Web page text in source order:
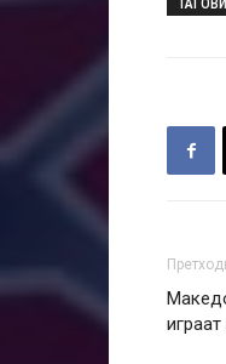
ТАГОВИ